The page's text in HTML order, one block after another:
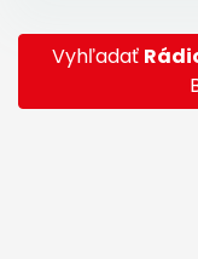
Vyhľadať